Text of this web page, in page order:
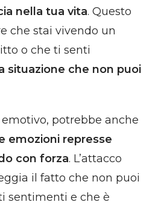
nella tua vita. Questo
che stai vivendo un
o che ti senti
situazione che non puoi
potrebbe anche
emozioni represse
con forza. L’attacco
il fatto che non puoi
sentimenti e che è